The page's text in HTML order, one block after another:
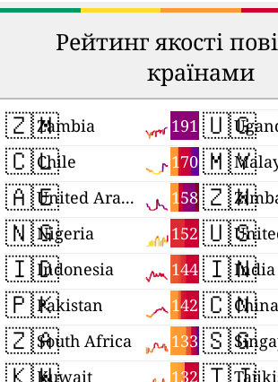
Рейтинг якості
країнами
🇿🇲 191
Zambia
🇨🇱 170
Chile
🇦🇪 158
United Arab Emirates
🇳🇬 152
Nigeria
🇮🇩 144
Indonesia
🇵🇰 142
Pakistan
🇿🇦 133
South Africa
132
Kuwait
🇺🇬
🇲🇾
🇿🇼
🇺🇸
🇮🇳
India
🇨🇳China
🇸🇬